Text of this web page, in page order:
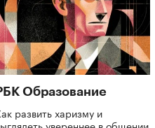
Образование
развить харизму и